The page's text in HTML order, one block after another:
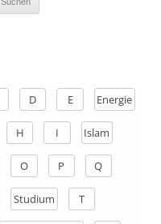
D E Energie
H I Islam
O P Q
Studium T